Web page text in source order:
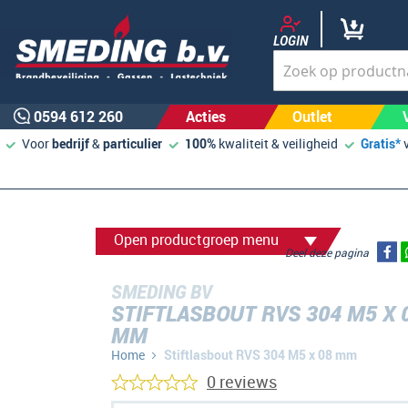
LOGIN
0594 612 260 Acties Outlet
Voorbedrijf&particulier 100% kwaliteit & veiligheid Gratis*
Open productgroep menu
SMEDING BV
STIFTLASBOUT RVS 304 M5 X
MM
Home Stiftlasbout RVS 304 M5 x 08 mm
Deel deze pagina
0 reviews